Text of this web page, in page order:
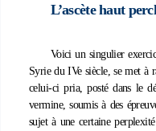
L’ascète haut
Voici un singulier
Syrie du IVe siècle, se met à
celui-ci pria, posté dans le
vermine, soumis à des
sujet à une certaine